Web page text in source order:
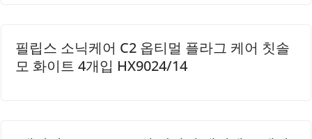
필립스 소닉케어 C2 옵티멀 플라그 케어 칫솔
모 화이트 4개입 HX9024/14